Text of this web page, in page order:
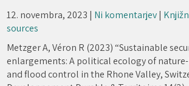
12. novembra, 2023 | Ni komentarjev|
sources
Metzger A, Véron R (2023) “Sustainable
enlargements: A political ecology of
and flood control in the Rhone Valley,